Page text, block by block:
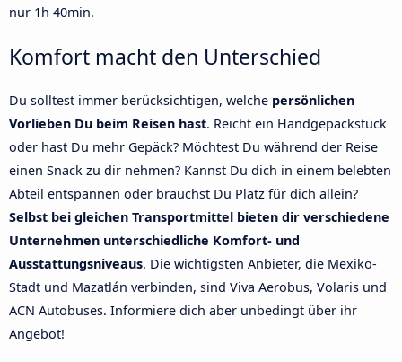
nur 1h 40min.
Komfort macht den Unterschied
Du solltest immer berücksichtigen, welche persönlichen
Vorlieben Du beim Reisen hast. Reicht ein Handgepäckstück
oder hast Du mehr Gepäck? Möchtest Du während der Reise
einen Snack zu dir nehmen? Kannst Du dich in einem belebten
Abteil entspannen oder brauchst Du Platz für dich allein?
Selbst bei gleichen Transportmittel bieten dir verschiedene
Unternehmen unterschiedliche Komfort- und
Ausstattungsniveaus. Die wichtigsten Anbieter, die Mexiko-
Stadt und Mazatlán verbinden, sind Viva Aerobus, Volaris und
ACN Autobuses. Informiere dich aber unbedingt über ihr
Angebot!